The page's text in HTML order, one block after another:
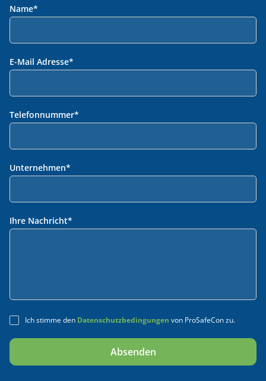
Name*
E-Mail Adresse*
Telefonnummer*
Unternehmen*
Ihre Nachricht*
Ich stimme den Datenschutzbedingungen von ProSafeCon zu.